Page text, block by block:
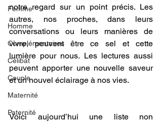
Femme
Homme
Complémentaires
Célibat
Couple
Maternité
Paternité
notre regard sur un point précis. Les
autres, nos proches, dans leurs
conversations ou leurs manières de
vivre, peuvent être ce sel et cette
lumière pour nous. Les lectures aussi
peuvent apporter une nouvelle saveur
et un nouvel éclairage à nos vies.
Voici aujourd’hui une liste non